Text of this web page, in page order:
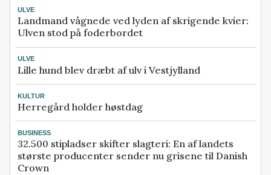
ULVE
Landmand vågnede ved lyden af skrigende kvier:
Ulven stod på foderbordet
ULVE
Lille hund blev dræbt af ulv i Vestjylland
KULTUR
Herregård holder høstdag
BUSINESS
32.500 stipladser skifter slagteri: En af landets
største producenter sender nu grisene til Danish
Crown